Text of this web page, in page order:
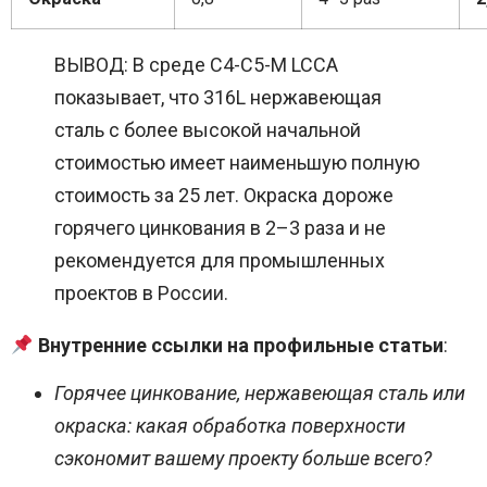
ВЫВОД: В среде C4-C5-M LCCA
показывает, что 316L нержавеющая
сталь с более высокой начальной
стоимостью имеет наименьшую полную
стоимость за 25 лет. Окраска дороже
горячего цинкования в 2–3 раза и не
рекомендуется для промышленных
проектов в России.
Внутренние ссылки на профильные статьи:
Горячее цинкование, нержавеющая сталь или
окраска: какая обработка поверхности
сэкономит вашему проекту больше всего?